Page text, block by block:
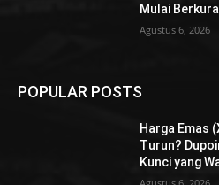
Mulai
Agustus 6, 2026
POPULAR POSTS
Harga Emas
Turun?
Kunci yang